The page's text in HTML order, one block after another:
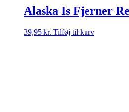
Alaska Is Fjerner
39,95 kr. Tilføj til kurv